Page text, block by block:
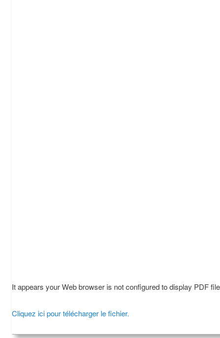
It appears your Web browser is not configured to display PDF
Cliquez ici pour télécharger le fichier.